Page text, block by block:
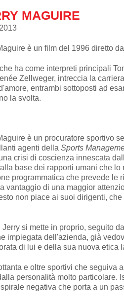
MAGUIRE
è un film del 1996 diretto
che ha come interpreti principali
Zellweger, intreccia la
entrambi sottoposti ad
la svolta.
è un procuratore sportivo
agenti della Sports
crisi di coscienza innescata
base dei rapporti umani che lo
programmatica che prevede le
vantaggio di una maggior
non piace ai suoi dirigenti,
Jerry si mette in proprio, seguito
impiegata dell'azienda, già
di lui e della sua nuova etica
e oltre sportivi che seguiva
personalità molto particolare.
negativa che porta a un